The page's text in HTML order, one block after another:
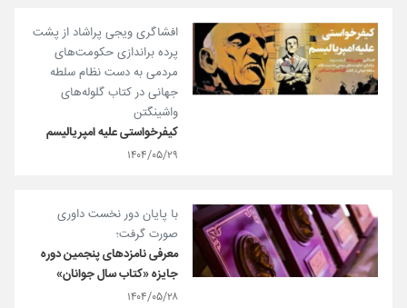
افشاگری ویجی پراشاد از پشت
پرده براندازی حکومت‌های
مردمی به دست نظام سلطه
جهانی در کتاب گلوله‌های
واشینگتن
کیفرخواستی علیه امپریالیسم
۱۴۰۴/۰۵/۲۹
با پایان دور نخست داوری
صورت گرفت؛
معرفی نامزدهای پنجمین دوره
جایزه «کتاب سال جوانان»
۱۴۰۴/۰۵/۲۸